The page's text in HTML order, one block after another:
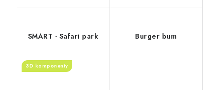
SMART - Safari park
3D komponenty
Burger bum